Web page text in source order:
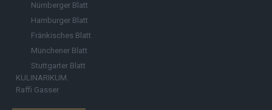
Nürnberger Blatt
Hamburger Blatt
Fränkisches Blatt
Münchener Blatt
Stuttgarter Blatt
KULINARIKUM.
Raffi Gasser